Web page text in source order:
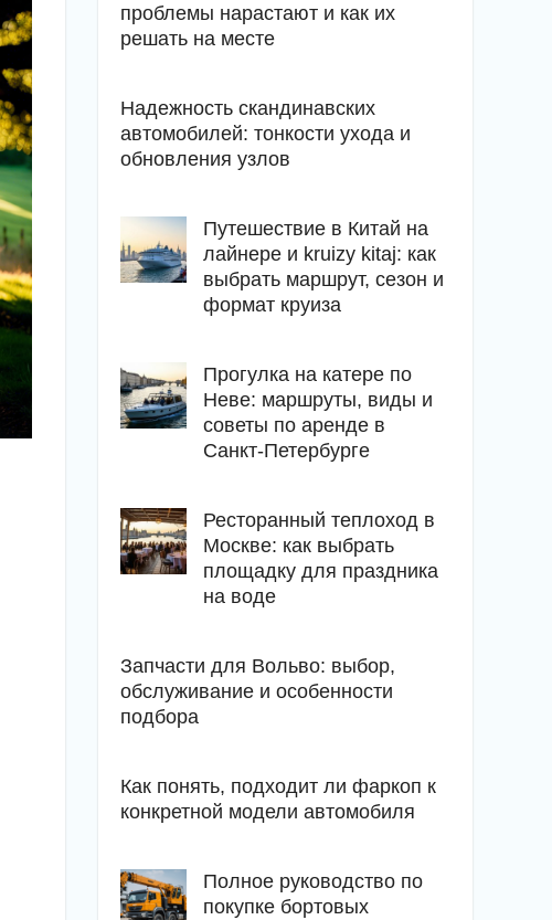
проблемы нарастают и как их
решать на месте
Надежность скандинавских
автомобилей: тонкости ухода и
обновления узлов
Путешествие в Китай на
лайнере и kruizy kitaj: как
выбрать маршрут, сезон и
формат круиза
Прогулка на катере по
Неве: маршруты, виды и
советы по аренде в
Санкт-Петербурге
Ресторанный теплоход в
Москве: как выбрать
площадку для праздника
на воде
Запчасти для Вольво: выбор,
обслуживание и особенности
подбора
Как понять, подходит ли фаркоп к
конкретной модели автомобиля
Полное руководство по
покупке бортовых